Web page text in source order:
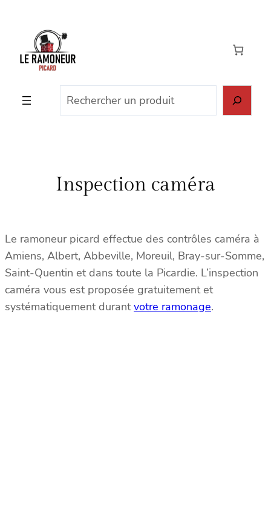
contenu
Inspection caméra
Le ramoneur picard effectue des contrôles caméra à
Amiens, Albert, Abbeville, Moreuil, Bray-sur-Somme,
Saint-Quentin et dans toute la Picardie. L’inspection
caméra vous est proposée gratuitement et
systématiquement durantvotre ramonage.